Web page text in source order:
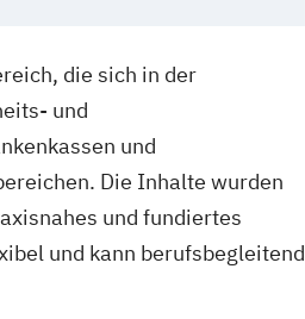
die sich in der
und
und
Die Inhalte wurden
und fundiertes
und kann berufsbegleitend